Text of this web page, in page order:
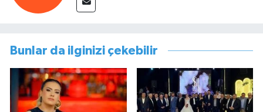
Bunlar da ilginizi çekebilir